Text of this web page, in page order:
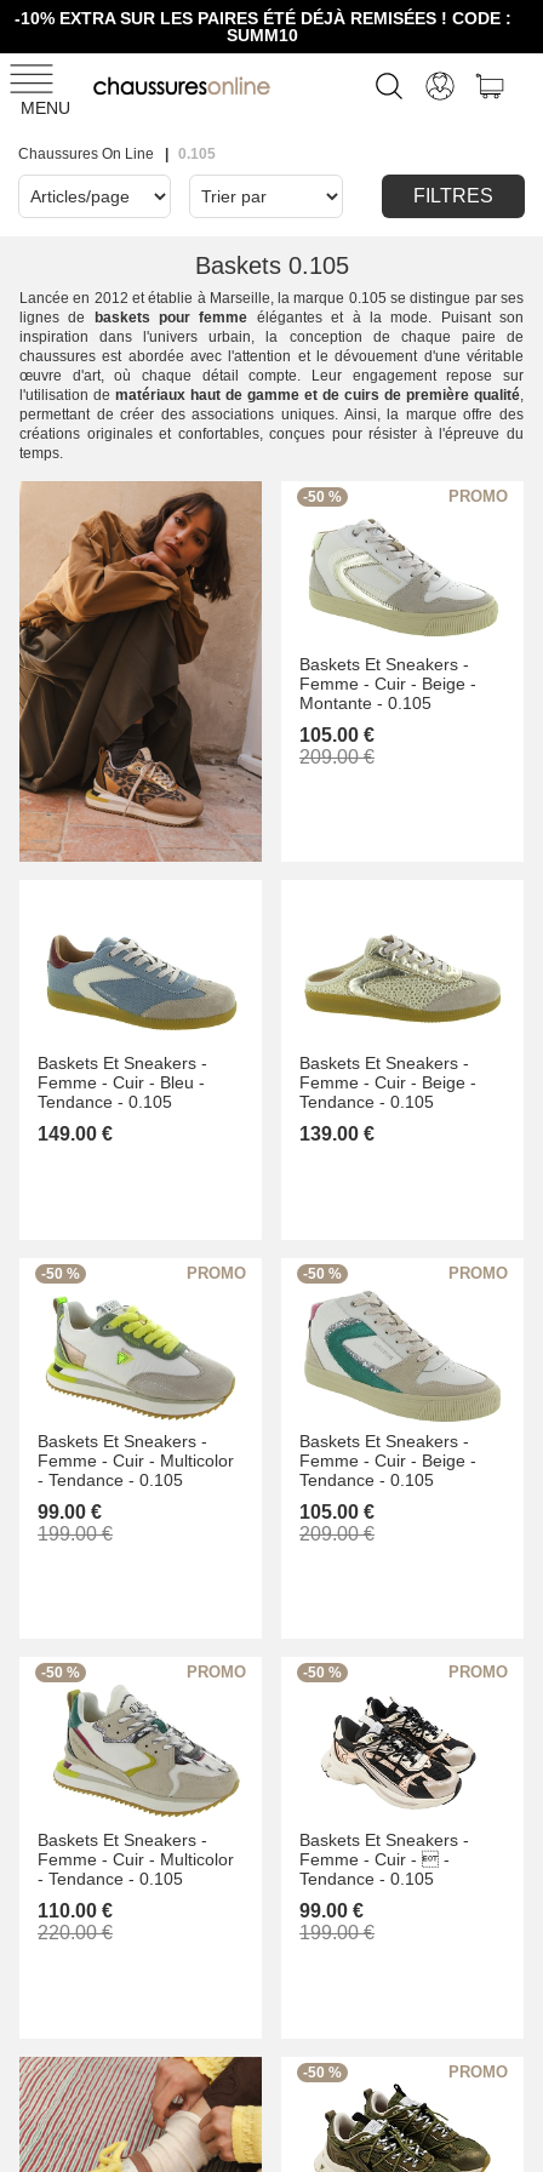
-10% EXTRA SUR LES PAIRES ÉTÉ DÉJÀ REMISÉES ! CODE :
SUMM10
MENU
Chaussures On Line 0.105
FILTRES
Baskets 0.105
Lancée en 2012 et établie à Marseille, la marque 0.105 se distingue par ses
lignes de baskets pour femme élégantes et à la mode. Puisant son
inspiration dans l'univers urbain, la conception de chaque paire de
chaussures est abordée avec l'attention et le dévouement d'une véritable
œuvre d'art, où chaque détail compte. Leur engagement repose sur
l'utilisation de matériaux haut de gamme et de cuirs de première qualité,
permettant de créer des associations uniques. Ainsi, la marque offre des
créations originales et confortables, conçues pour résister à l'épreuve du
temps.
-50 %
Baskets Et Sneakers -
Femme - Cuir - Beige -
Montante - 0.105
105.00 €
209.00 €
Baskets Et Sneakers -
Femme - Cuir - Bleu -
Tendance - 0.105
149.00 €
Baskets Et Sneakers -
Femme - Cuir - Beige -
Tendance - 0.105
139.00 €
-50 %
Baskets Et Sneakers -
Femme - Cuir - Multicolor
- Tendance - 0.105
99.00 €
199.00 €
-50 %
Baskets Et Sneakers -
Femme - Cuir - Beige -
Tendance - 0.105
105.00 €
209.00 €
-50 %
Baskets Et Sneakers -
Femme - Cuir - Multicolor
- Tendance - 0.105
110.00 €
220.00 €
-50 %
Baskets Et Sneakers -
Femme - Cuir -  -
Tendance - 0.105
99.00 €
199.00 €
-50 %